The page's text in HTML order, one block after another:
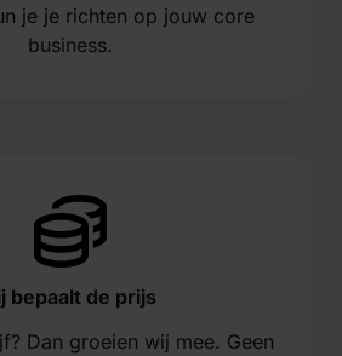
je je richten op jouw core
business.
bepaalt de prijs
Dan groeien wij mee. Geen